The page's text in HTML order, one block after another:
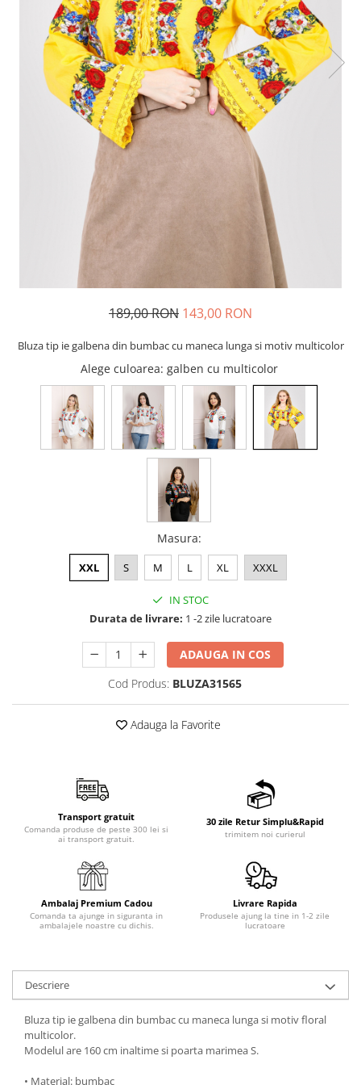
189,00 RON 143,00 RON
Bluza tip ie galbena din bumbac cu maneca lunga si motiv multicolor
Alege culoarea: galben cu multicolor
Masura:
XXL S M L XL XXXL
IN STOC
Durata de livrare: 1 -2 zile lucratoare
ADAUGA IN COS
Cod Produs: BLUZA31565
Adauga la Favorite
Transport gratuit
Comanda produse de peste 300 lei si
ai transport gratuit.
30 zile Retur Simplu&Rapid
trimitem noi curierul
Ambalaj Premium Cadou
Comanda ta ajunge in siguranta in
ambalajele noastre cu dichis.
Livrare Rapida
Produsele ajung la tine in 1-2 zile
lucratoare
Descriere
Bluza tip ie galbena din bumbac cu maneca lunga si motiv floral
multicolor.
Modelul are 160 cm inaltime si poarta marimea S.
• Material: bumbac